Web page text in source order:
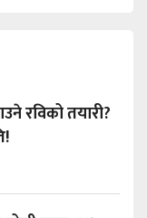
रविको तयारी?